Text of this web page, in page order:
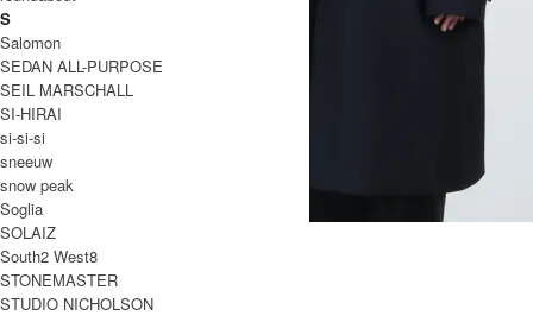
CABO SNM - 1350MELTON WOOL
187,000円(税込)
STUDIO NICHOLSON
スタジオニコルソン
S
Salomon
SEDAN ALL-PURPOSE
SEIL MARSCHALL
SI-HIRAI
si-si-si
sneeuw
snow peak
Soglia
SOLAIZ
South2 West8
STONEMASTER
STUDIO NICHOLSON